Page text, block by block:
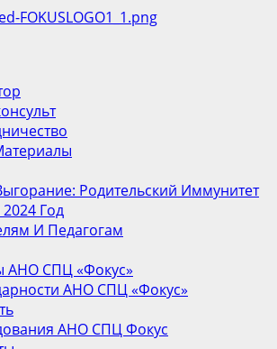
Родительский Иммунитет
Год
И Педагогам
АНО СПЦ «Фокус»
АНО СПЦ «Фокус»
АНО СПЦ Фокус